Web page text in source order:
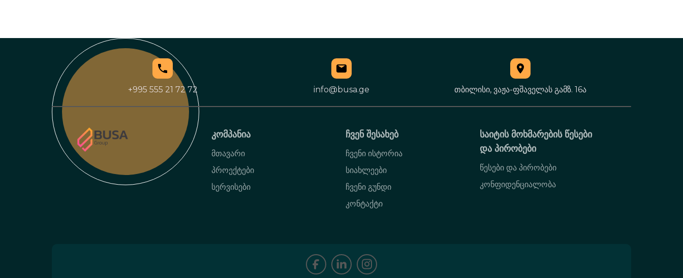
+995 555 21 72 72 info@busa.ge თბილისი, ვაჟა-ფშაველას გამზ. 16ა
კომპანია
მთავარი
პროექტები
სერვისები
ჩვენ შესახებ
ჩვენი ისტორია
სიახლეები
ჩვენი გუნდი
კონტაქტი
საიტის მოხმარების წესები
და პირობები
წესები და პირობები
კონფიდენციალობა